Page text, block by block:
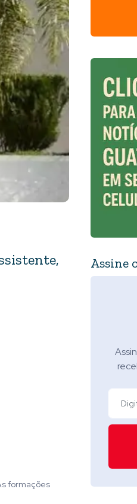
formações
Assine